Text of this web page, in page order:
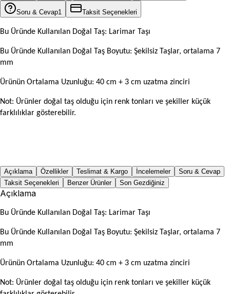
Soru & Cevap1 Taksit Seçenekleri
Bu Üründe Kullanılan Doğal Taş: Larimar Taşı
Bu Üründe Kullanılan Doğal Taş Boyutu: Şekilsiz Taşlar, ortalama 7
mm
Ürünün Ortalama Uzunluğu: 40 cm + 3 cm uzatma zinciri
Not: Ürünler doğal taş olduğu için renk tonları ve şekiller küçük
farklılıklar gösterebilir.
Açıklama Özellikler Teslimat & Kargo İncelemeler
Soru & Cevap
Taksit Seçenekleri
Benzer Ürünler Son Gezdiğiniz
Açıklama
Bu Üründe Kullanılan Doğal Taş: Larimar Taşı
Bu Üründe Kullanılan Doğal Taş Boyutu: Şekilsiz Taşlar, ortalama 7
mm
Ürünün Ortalama Uzunluğu: 40 cm + 3 cm uzatma zinciri
Not: Ürünler doğal taş olduğu için renk tonları ve şekiller küçük